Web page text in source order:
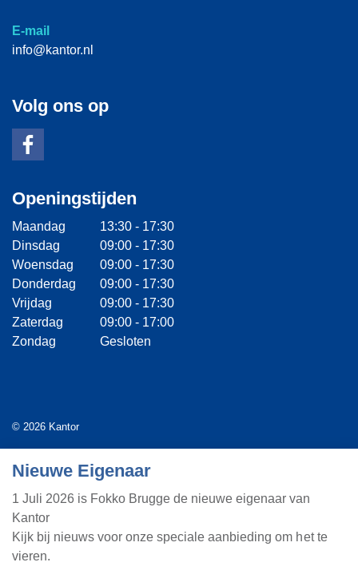
E-mail
info@kantor.nl
Volg ons op
Openingstijden
Maandag
13:30 - 17:30
Dinsdag
09:00 - 17:30
Woensdag
09:00 - 17:30
Donderdag
09:00 - 17:30
Vrijdag
09:00 - 17:30
Zaterdag
09:00 - 17:00
Zondag
Gesloten
© 2026 Kantor
Webdesign door
Nieuwe Eigenaar
1 Juli 2026 is Fokko Brugge de nieuwe eigenaar van
Kantor
Kijk bij nieuws voor onze speciale aanbieding om het te
vieren.